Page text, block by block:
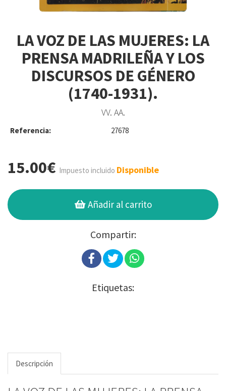
LA VOZ DE LAS MUJERES: LA
PRENSA MADRILEÑA Y LOS
DISCURSOS DE GÉNERO
(1740-1931).
VV. AA.
Referencia: 27678
15.00€ Impuesto incluido Disponible
Añadir al carrito
Compartir:
Etiquetas:
Descripción